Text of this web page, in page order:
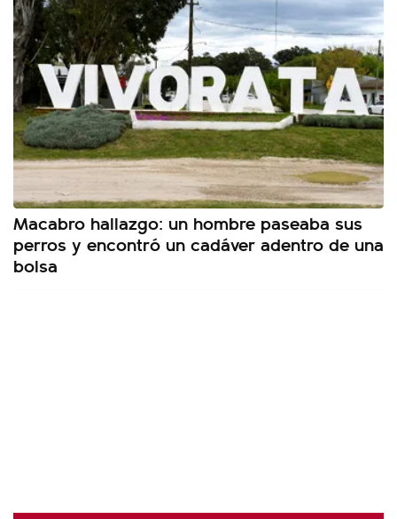
Macabro hallazgo: un hombre paseaba sus
perros y encontró un cadáver adentro de una
bolsa